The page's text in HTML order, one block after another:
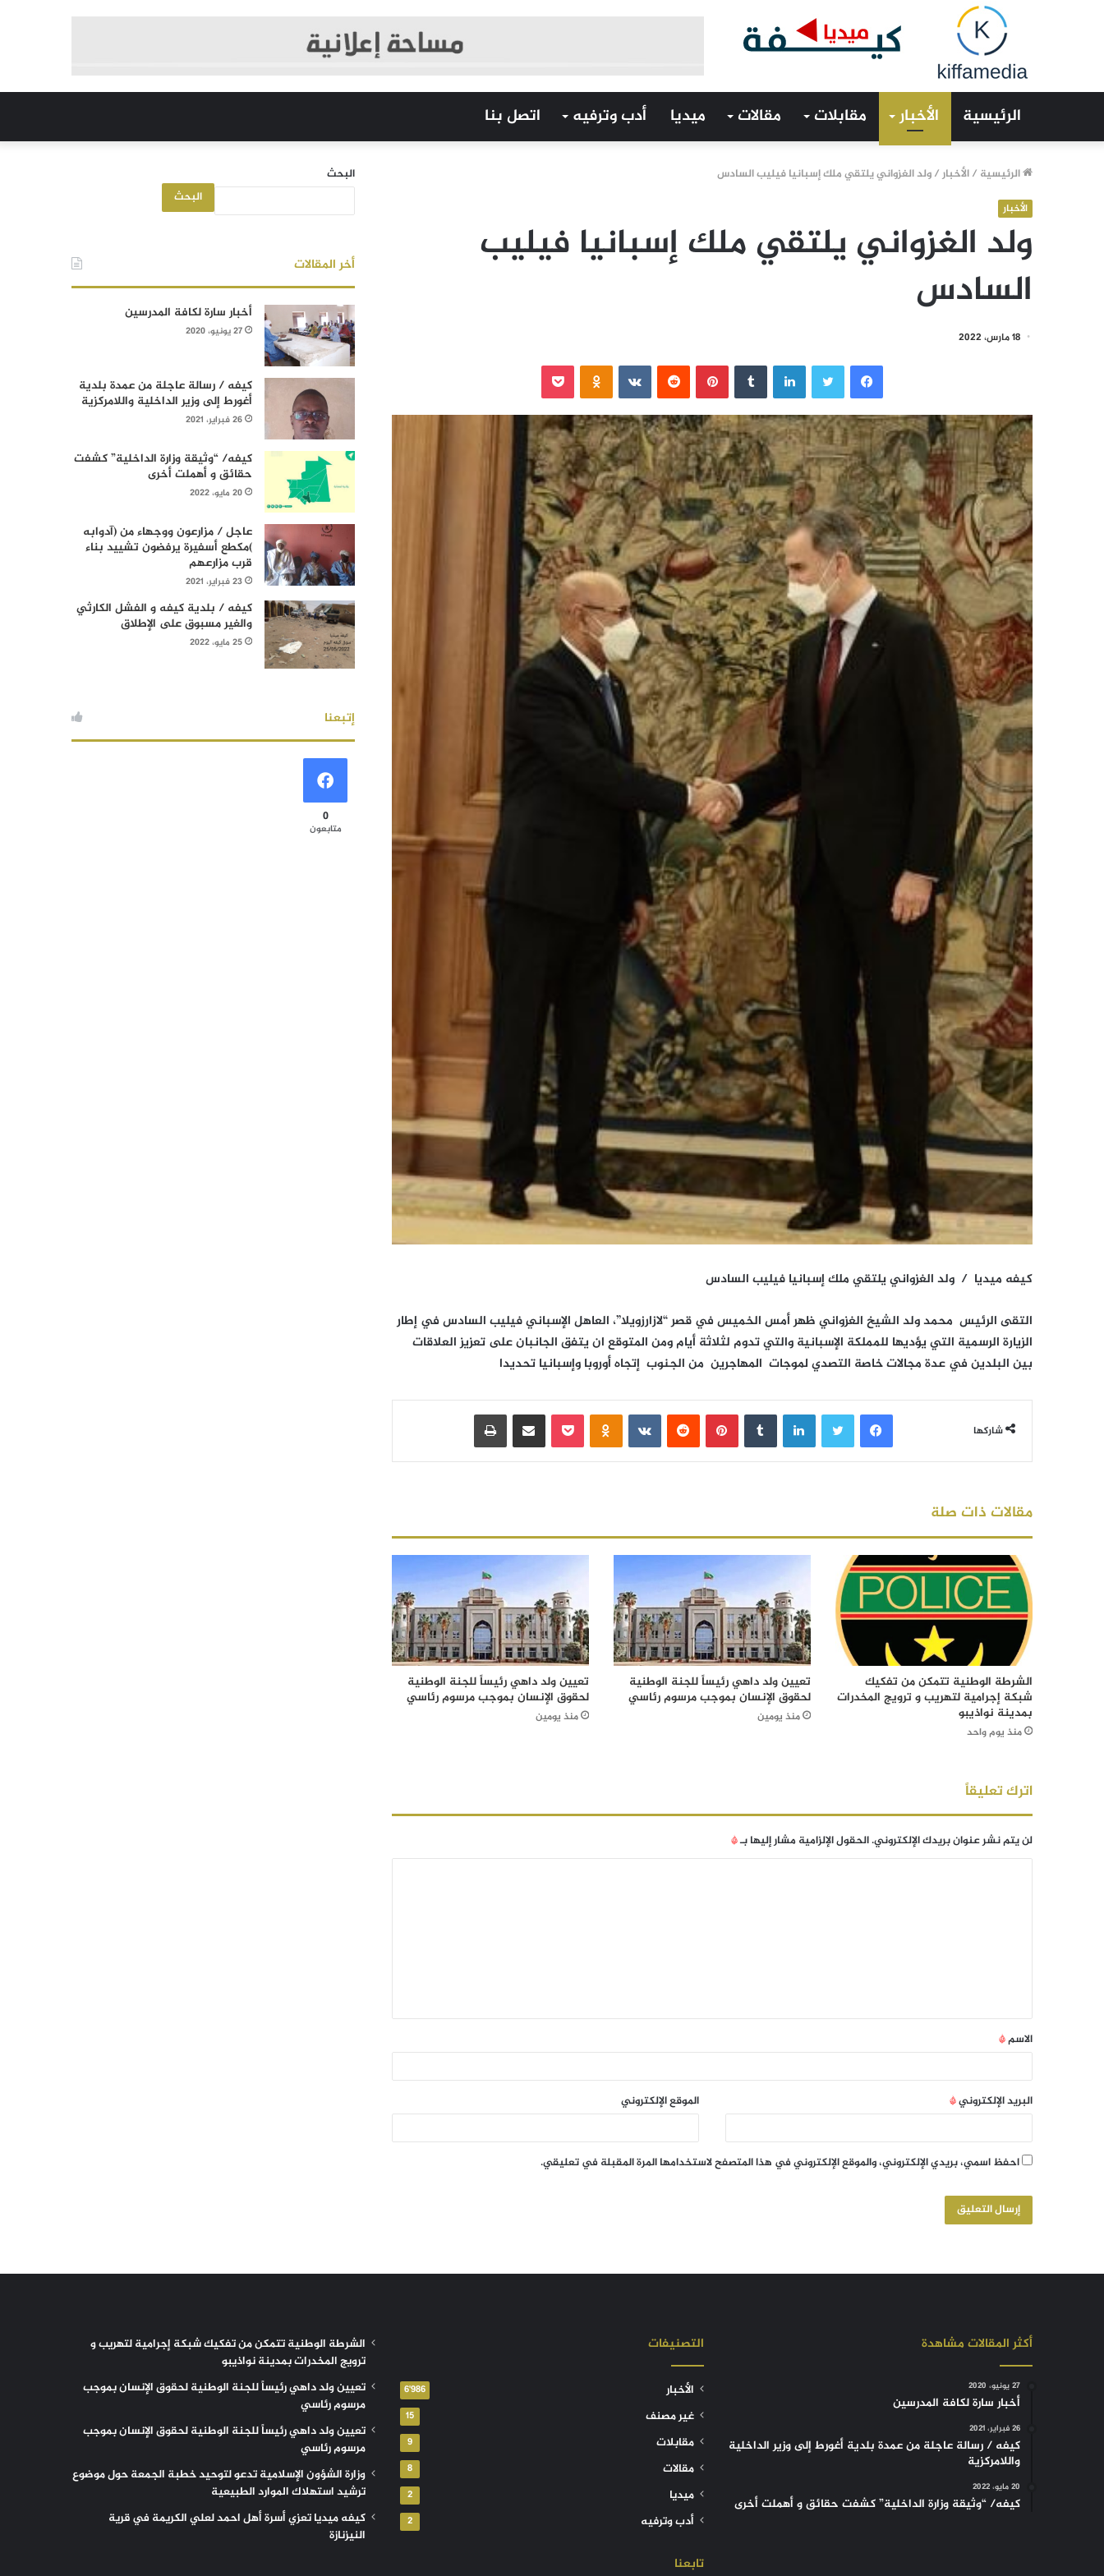
الرئيسية الأخبار مقابلات مقالات ميديا أدب وترفيه اتصل بنا
الرئيسية /الأخبار/ولد الغزواني يلتقي ملك إسبانيا فيليب السادس
الأخبار
ولد الغزواني يلتقي ملك إسبانيا فيليب
السادس
18 مارس، 2022
فيسبوك لينكدإن بينتيريست
كيفه ميديا / ولد الغزواني يلتقي ملك إسبانيا فيليب السادس
التقى الرئيس محمد ولد الشيخ الغزواني ظهر أمس الخميس في قصر “لازارزويلا”، العاهل الإسباني فيليب السادس في إطار
الزيارة الرسمية التي يؤديها للمملكة الإسبانية والتي تدوم لثلاثة أيام ومن المتوقع ان يتفق الجانبان على تعزيز العلاقات
بين البلدين في عدة مجالات خاصة التصدي لموجات المهاجرين من الجنوب إتجاه أوروبا وإسبانيا تحديدا
شاركها
فيسبوك لينكدإن بينتيريست بوكيت مشاركة عبر البريد
مقالات ذات صلة
الشرطة الوطنية تتمكن من تفكيك
شبكة إجرامية لتهريب و ترويج المخدرات
بمدينة نواذيبو
منذ يوم واحد
تعيين ولد داهي رئيساً للجنة الوطنية
لحقوق الإنسان بموجب مرسوم رئاسي
منذ يومين
تعيين ولد داهي رئيساً للجنة الوطنية
لحقوق الإنسان بموجب مرسوم رئاسي
منذ يومين
اترك تعليقاً
لن يتم نشر عنوان بريدك الإلكتروني.الحقول الإلزامية مشار إليها بـ*
الاسم*
البريد الإلكتروني* الموقع الإلكتروني
احفظ اسمي، بريدي الإلكتروني، والموقع الإلكتروني في هذا المتصفح لاستخدامها المرة المقبلة في تعليقي.
البحث
البحث
أخر المقالات
أخبار سارة لكافة المدرسين
27 يونيو، 2020
كيفه / رسالة عاجلة من عمدة بلدية
أغورط إلى وزير الداخلية واللامركزية
26 فبراير، 2021
كيفه/ “وثيقة وزارة الداخلية” كشفت
حقائق و أهملت أخرى
20 مايو، 2022
عاجل / مزارعون ووجهاء من (آدوابه
)مكطع أسفيرة يرفضون تشييد بناء
قرب مزارعهم
23 فبراير، 2021
كيفه / بلدية كيفه و الفشل الكارثي
والغير مسبوق على الإطلاق
25 مايو، 2022
إتبعنا
0
متابعون
أكثر المقالات مشاهدة
27 يونيو، 2020
أخبار سارة لكافة المدرسين
26 فبراير، 2021
كيفه / رسالة عاجلة من عمدة بلدية أغورط إلى وزير الداخلية
واللامركزية
20 مايو، 2022
كيفه/ “وثيقة وزارة الداخلية” كشفت حقائق و أهملت أخرى
التصنيفات
الأخبار 6٬986
غير مصنف 15
مقابلات 9
مقالات 8
ميديا 2
أدب وترفيه 2
تابعنا
الشرطة الوطنية تتمكن من تفكيك شبكة إجرامية لتهريب و
ترويج المخدرات بمدينة نواذيبو
تعيين ولد داهي رئيساً للجنة الوطنية لحقوق الإنسان بموجب
مرسوم رئاسي
تعيين ولد داهي رئيساً للجنة الوطنية لحقوق الإنسان بموجب
مرسوم رئاسي
وزارة الشؤون الإسلامية تدعو لتوحيد خطبة الجمعة حول موضوع
ترشيد استهلاك الموارد الطبيعية
كيفه ميديا تعزي أسرة أهل احمد لعلي الكريمة في قرية
النيزنازة